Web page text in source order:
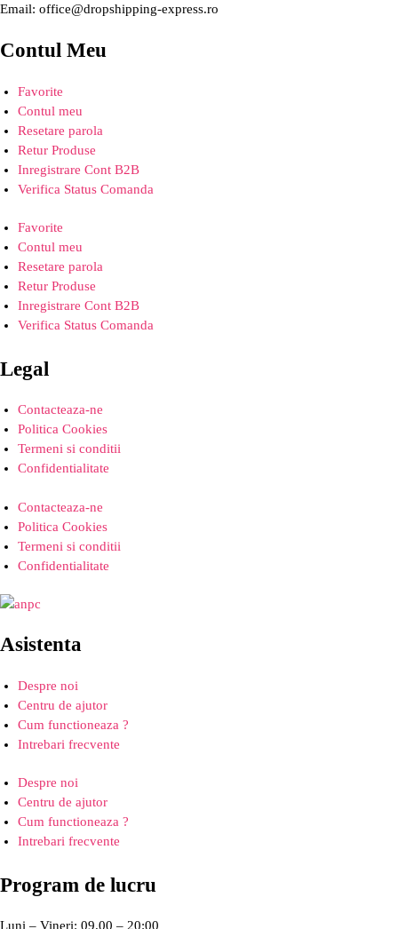
Email: office@dropshipping-express.ro
Contul Meu
Favorite
Contul meu
Resetare parola
Retur Produse
Inregistrare Cont B2B
Verifica Status Comanda
Favorite
Contul meu
Resetare parola
Retur Produse
Inregistrare Cont B2B
Verifica Status Comanda
Legal
Contacteaza-ne
Politica Cookies
Termeni si conditii
Confidentialitate
Contacteaza-ne
Politica Cookies
Termeni si conditii
Confidentialitate
Asistenta
Despre noi
Centru de ajutor
Cum functioneaza ?
Intrebari frecvente
Despre noi
Centru de ajutor
Cum functioneaza ?
Intrebari frecvente
Program de lucru
Luni – Vineri: 09.00 – 20:00